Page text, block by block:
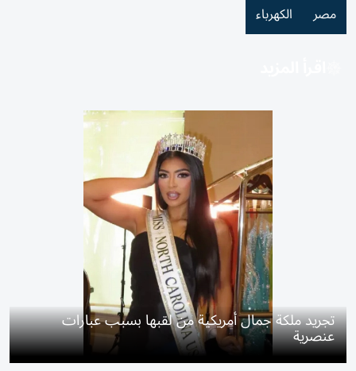
مصر الكهرباء
تجريد ملكة جمال أمريكية من لقبها بسبب عبارات
عنصرية